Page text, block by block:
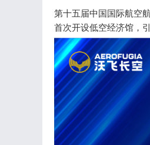
第十五届中国国际航空
首次开设低空经济馆，